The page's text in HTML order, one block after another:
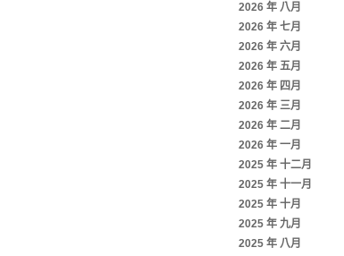
2026 年 八月
2026 年 七月
2026 年 六月
2026 年 五月
2026 年 四月
2026 年 三月
2026 年 二月
2026 年 一月
2025 年 十二月
2025 年 十一月
2025 年 十月
2025 年 九月
2025 年 八月